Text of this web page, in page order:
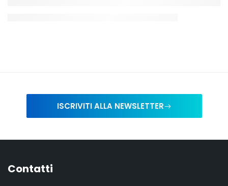
ISCRIVITI ALLA NEWSLETTER
Contatti